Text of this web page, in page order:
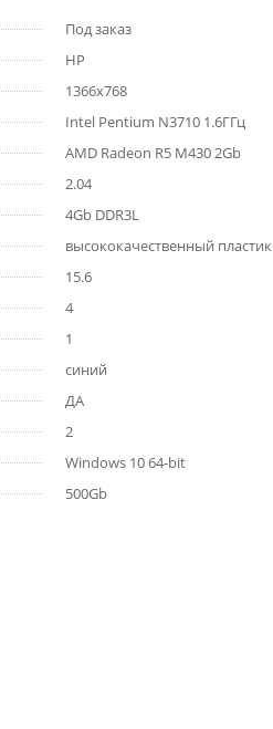
Под заказ
HP
1366x768
Intel Pentium N3710 1.6ГГц
AMD Radeon R5 M430 2Gb
2.04
4Gb DDR3L
высококачественный пластик
15.6
4
1
синий
ДА
2
Windows 10 64-bit
500Gb